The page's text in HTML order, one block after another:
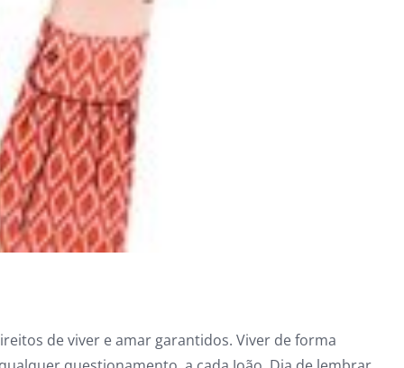
de viver e amar garantidos. Viver de forma